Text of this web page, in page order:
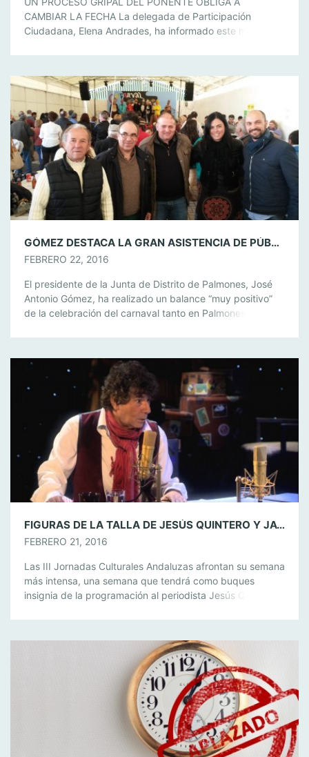
CAMBIAR LA FECHA La delegada de Participación
Ciudadana, Elena Andrades, ha informado este mediodía
del ponente, que se encuentra inmerso en un proceso
gripal. El acto se pasa del miércoles […]
GÓMEZ DESTACA LA GRAN ASISTENCIA DE PÚBLICO Y EXCELENTE AMBIENTE DEL CARNAVAL DISFRUTADO EN PALMONES
FEBRERO 22, 2016
El presidente de la Junta de Distrito de Palmones, José
Antonio Gómez, ha realizado un balance “muy positivo”
de la celebración del carnaval tanto en Palmones como
vecinos y asistentes de toda la comarca durante la
jornada del […]
FIGURAS DE LA TALLA DE JESÚS QUINTERO Y JAVIER RUIBAL PONDRÁN EL BROCHE DE ORO A LAS III JORNADAS CULTURALES ANDALUZAS
FEBRERO 21, 2016
Las III Jornadas Culturales Andaluzas afrontan su semana
más intensa, una semana que tendrá como buques
insignia de la programación al periodista Jesús Quintero y
culminará con los actos institucionales con motivo del Día
de Andalucía. Jesús Quintero visitará […]